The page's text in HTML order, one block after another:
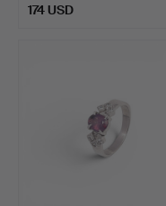
174 USD